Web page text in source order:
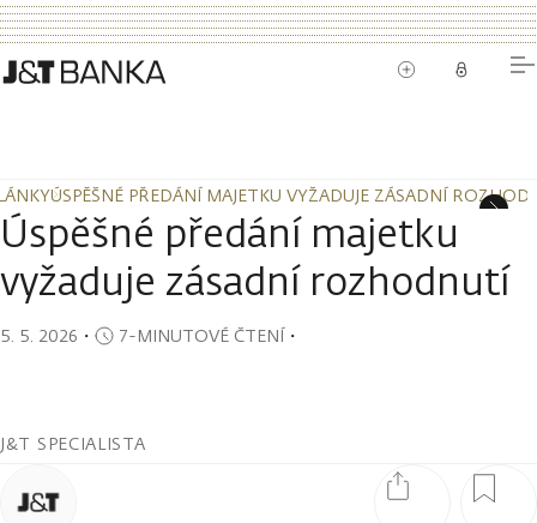
ÚSPĚŠNÉ PŘEDÁNÍ MAJETKU VYŽADUJE ZÁSADNÍ
Úspěšné předání majetku
vyžaduje zásadní rozhodnutí
5. 5. 2026 ・ 7-MINUTOVÉ ČTENÍ・
J&T SPECIALISTA